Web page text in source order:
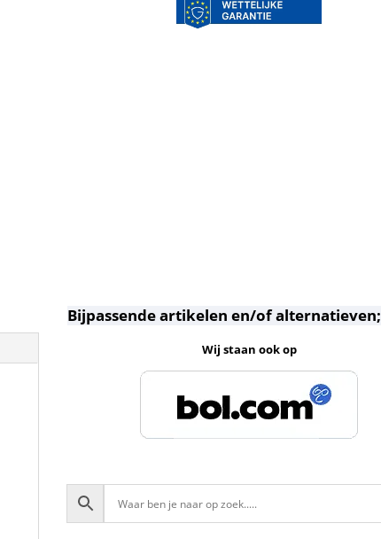
Bijpassende artikelen en/of alternatieven;
Wij staan ook op